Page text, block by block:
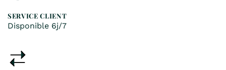
SERVICE CLIENT
Disponible 6j/7